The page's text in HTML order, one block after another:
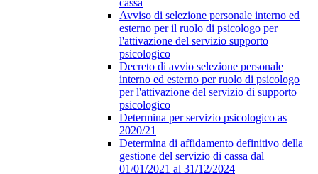
cassa
Avviso di selezione personale interno ed
esterno per il ruolo di psicologo per
l'attivazione del servizio supporto
psicologico
Decreto di avvio selezione personale
interno ed esterno per ruolo di psicologo
per l'attivazione del servizio di supporto
psicologico
Determina per servizio psicologico as
2020/21
Determina di affidamento definitivo della
gestione del servizio di cassa dal
01/01/2021 al 31/12/2024